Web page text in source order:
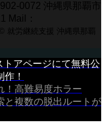
0072 沖縄県那覇市
Mail：
就労継続支援 沖縄県那覇
アページにて無料公
！
！高難易度ホラー
と複数の脱出ルートが